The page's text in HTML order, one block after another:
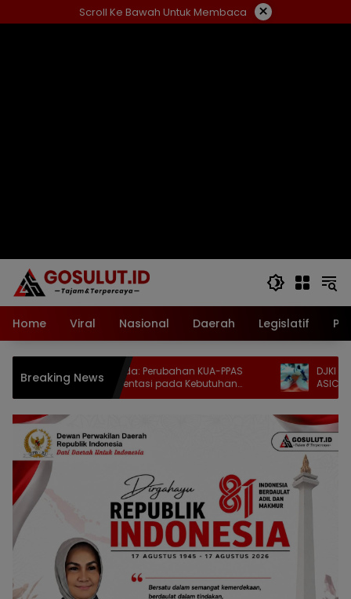
ke
Scroll Ke Bawah Untuk Membaca ×
Home Viral Nasional Daerah Legislatif
Breaking News
Indriani Dunda: Perubahan KUA-PPAS
Harus Berorientasi pada Kebutuhan
Masyarakat
DJKI Tindak
ASICS, 9.609